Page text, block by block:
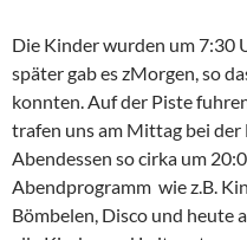
Die Kinder wurden um 7:30
später gab es zMorgen, so
konnten. Auf der Piste
trafen uns am Mittag bei
Abendessen so cirka um
Abendprogramm wie z.B.
Bömbelen, Disco und heute